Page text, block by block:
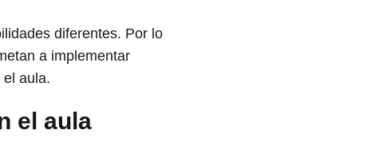
diferentes. Por lo
a implementar
aula.
el aula